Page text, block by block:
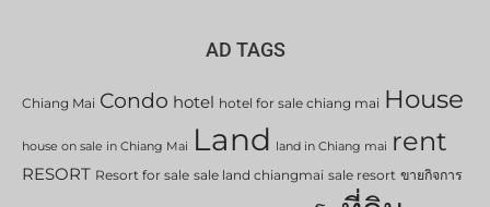
AD TAGS
Chiang Mai Condo hotel hotel for sale chiang mai House
house on sale in Chiang Mai Land land in Chiang mai rent
RESORT Resort for sale sale land chiangmai sale resort ขายกิจการ